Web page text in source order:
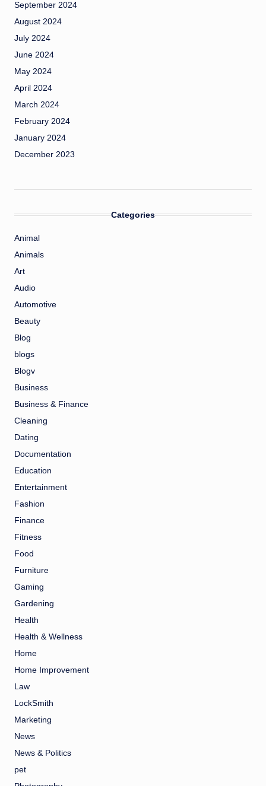
September 2024
August 2024
July 2024
June 2024
May 2024
April 2024
March 2024
February 2024
January 2024
December 2023
Categories
Animal
Animals
Art
Audio
Automotive
Beauty
Blog
blogs
Blogv
Business
Business & Finance
Cleaning
Dating
Documentation
Education
Entertainment
Fashion
Finance
Fitness
Food
Furniture
Gaming
Gardening
Health
Health & Wellness
Home
Home Improvement
Law
LockSmith
Marketing
News
News & Politics
pet